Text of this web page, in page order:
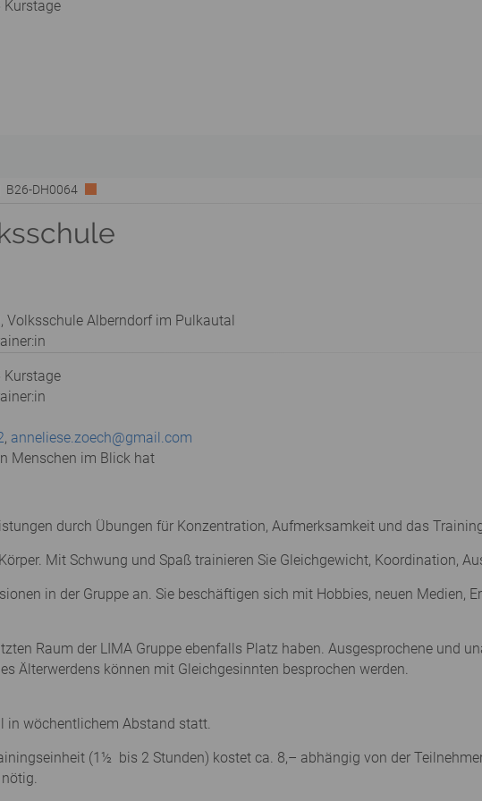
Kurstage
B26-DH0064
Volksschule Alberndorf im Pulkautal
Kurstage
, anneliese.zoech@gmail.com
Menschen im Blick hat
durch Übungen für Konzentration, Aufmerksamkeit und das
Mit Schwung und Spaß trainieren Sie Gleichgewicht, Koordination,
in der Gruppe an. Sie beschäftigen sich mit Hobbies, neuen Medien,
Raum der LIMA Gruppe ebenfalls Platz haben. Ausgesprochene und
Älterwerdens können mit Gleichgesinnten besprochen werden.
in wöchentlichem Abstand statt.
(1½ bis 2 Stunden) kostet ca. 8,– abhängig von der